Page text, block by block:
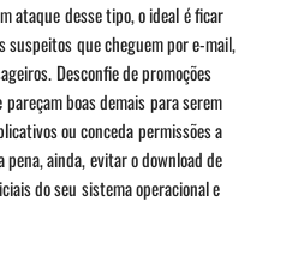
ataque desse tipo, o ideal é ficar
suspeitos que cheguem por e-mail,
Desconfie de promoções
pareçam boas demais para serem
ou conceda permissões a
ainda, evitar o download de
do seu sistema operacional e